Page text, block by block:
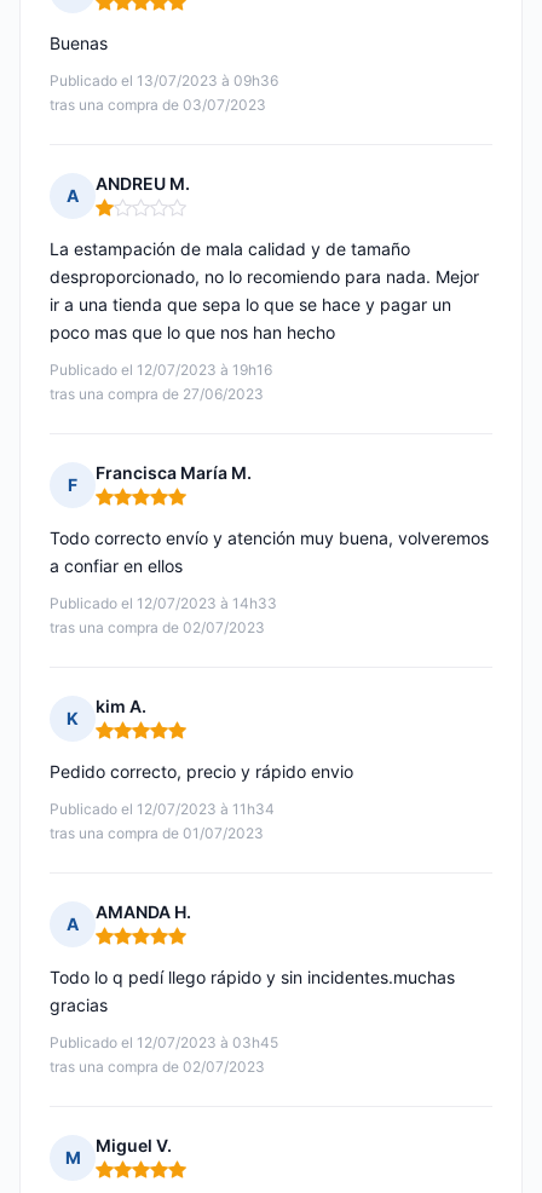
Nota: 5 de 5
Publicado el 13/07/2023 à 09h36
tras una compra de 03/07/2023
Buenas
A
ANDREU M.
Nota: 1 de 5
Publicado el 12/07/2023 à 19h16
tras una compra de 27/06/2023
La estampación de mala calidad y de tamaño
desproporcionado, no lo recomiendo para nada. Mejor
ir a una tienda que sepa lo que se hace y pagar un
poco mas que lo que nos han hecho
F
Francisca María M.
Nota: 5 de 5
Publicado el 12/07/2023 à 14h33
tras una compra de 02/07/2023
Todo correcto envío y atención muy buena, volveremos
a confiar en ellos
K
kim A.
Nota: 5 de 5
Publicado el 12/07/2023 à 11h34
tras una compra de 01/07/2023
Pedido correcto, precio y rápido envio
A
AMANDA H.
Nota: 5 de 5
Publicado el 12/07/2023 à 03h45
tras una compra de 02/07/2023
Todo lo q pedí llego rápido y sin incidentes.muchas
gracias
M
Miguel V.
Nota: 5 de 5